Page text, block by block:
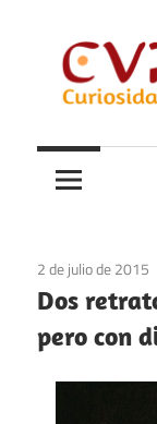
contenido
y
anécdotas
historia
2 de julio de 2015
Dos
pero con